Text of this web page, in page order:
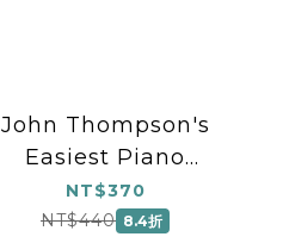
John Thompson's
Easiest Piano
Course – Part 3
(Book Only)
NT$370
NT$440 8.4折